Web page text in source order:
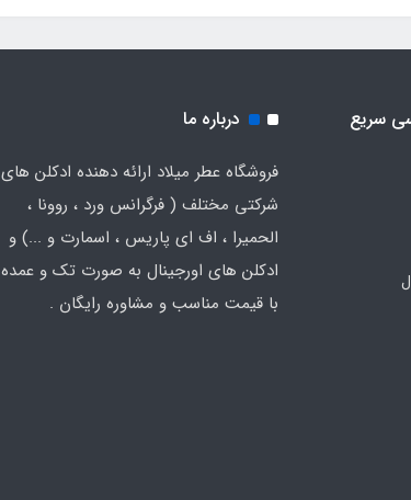
سریع درباره ما
فروشگاه عطر میلاد ارائه دهنده ادکلن های
شرکتی مختلف ( فرگرانس ورد ، روونا ،
الحمیرا ، اف ای پاریس ، اسمارت و ...) و
ادکلن های اورجینال به صورت تک و عمده
با قیمت مناسب و مشاوره رایگان .